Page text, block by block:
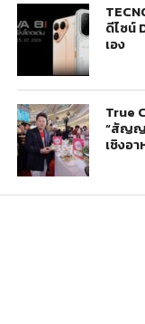
ดีไซน์
เอง
True
“สัญญ
เชิงอ